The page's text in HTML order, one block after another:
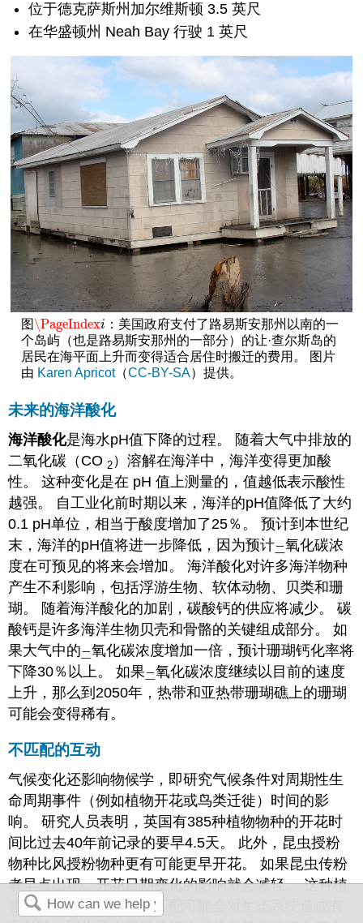
位于德克萨斯州加尔维斯顿 3.5 英尺
在华盛顿州 Neah Bay 行驶 1 英尺
图\PageIndexi
\PageIndexi ：美国政府支付了路易斯安那州以南的一
个岛屿（也是路易斯安那州的一部分）的让·查尔斯岛的
居民在海平面上升而变得适合居住时搬迁的费用。 图片
由 Karen Apricot（CC-BY-SA）提供。
未来的海洋酸化
海洋酸化是海水pH值下降的过程。 随着大气中排放的
二氧化碳（CO 2 ）溶解在海洋中，海洋变得更加酸
性。 这种变化是在 pH 值上测量的，值越低表示酸性
越强。 自工业化前时期以来，海洋的pH值降低了大约
0.1 pH单位，相当于酸度增加了25％。 预计到本世纪
末，海洋的pH值将进一步降低，因为预计二氧化碳浓
度在可预见的将来会增加。 海洋酸化对许多海洋物种
产生不利影响，包括浮游生物、软体动物、贝类和珊
瑚。 随着海洋酸化的加剧，碳酸钙的供应将减少。 碳
酸钙是许多海洋生物贝壳和骨骼的关键组成部分。 如
果大气中的 二氧化碳浓度增加一倍，预计珊瑚钙化率将
下降30％以上。 如果 二氧化碳浓度继续以目前的速度
上升，那么到2050年，热带和亚热带珊瑚礁上的珊瑚
可能会变得稀有。
不匹配的互动
气候变化还影响物候学，即研究气候条件对周期性生
命周期事件（例如植物开花或鸟类迁徙）时间的影
响。 研究人员表明，英国有385种植物物种的开花时
间比过去40年前记录的要早4.5天。 此外，昆虫授粉
物种比风授粉物种更有可能更早开花。 如果昆虫传粉
者早点出现，开花日期变化的影响就会减轻。 这种植
物和传粉媒介的时间不匹配可能会对生态系统造成有